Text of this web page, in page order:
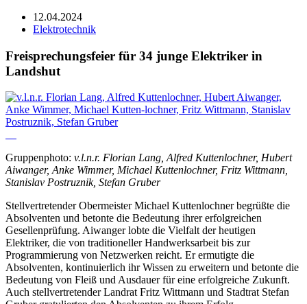
12.04.2024
Elektrotechnik
Freisprechungsfeier für 34 junge Elektriker in
Landshut
Gruppenphoto: v.l.n.r. Florian Lang, Alfred Kuttenlochner, Hubert
Aiwanger, Anke Wimmer, Michael Kuttenlochner, Fritz Wittmann,
Stanislav Postruznik, Stefan Gruber
Stellvertretender Obermeister Michael Kuttenlochner begrüßte die
Absolventen und betonte die Bedeutung ihrer erfolgreichen
Gesellenprüfung. Aiwanger lobte die Vielfalt der heutigen
Elektriker, die von traditioneller Handwerksarbeit bis zur
Programmierung von Netzwerken reicht. Er ermutigte die
Absolventen, kontinuierlich ihr Wissen zu erweitern und betonte die
Bedeutung von Fleiß und Ausdauer für eine erfolgreiche Zukunft.
Auch stellvertretender Landrat Fritz Wittmann und Stadtrat Stefan